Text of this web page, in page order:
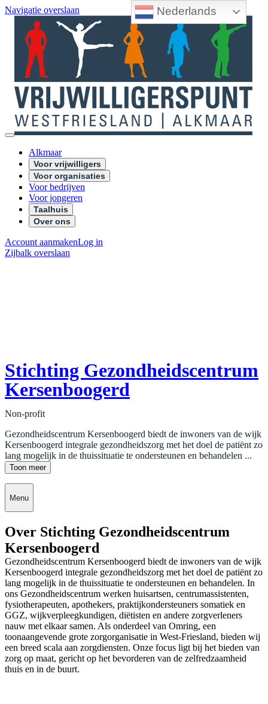
Nederlands
Navigatie overslaan
Alkmaar
Voor vrijwilligers
Voor organisaties
Voor bedrijven
Voor jongeren
Taalhuis
Over ons
Account aanmakenLog in
Zijbalk overslaan
Stichting Gezondheidscentrum
Kersenboogerd
Non-profit
Gezondheidscentrum Kersenboogerd biedt de inwoners van de wijk
Kersenboogerd integrale gezondheidszorg met het doel de patiënt zo
lang mogelijk in de thuissituatie te ondersteunen en behandelen ...
Toon meer
Menu
Over Stichting Gezondheidscentrum
Kersenboogerd
Gezondheidscentrum Kersenboogerd biedt de inwoners van de wijk
Kersenboogerd integrale gezondheidszorg met het doel de patiënt zo
lang mogelijk in de thuissituatie te ondersteunen en behandelen. In
ons Gezondheidscentrum werken huisartsen, centrumassistenten,
fysiotherapeuten, apothekers, praktijkondersteuners somatiek en
GGZ, wijkverpleegkundigen, diëtisten en andere zorgverleners
nauw met elkaar samen. Als onderdeel van Omring, een
toonaangevende grote zorgorganisatie in West-Friesland, bieden wij
een breed scala aan zorgdiensten. Onze focus ligt bij het bieden van
zorg op maat, gericht op het bevorderen van de zelfredzaamheid
thuis en in de buurt.